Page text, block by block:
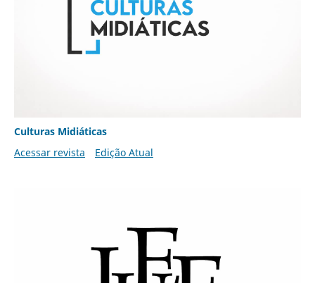
Culturas Midiáticas
Acessar revista
Edição Atual